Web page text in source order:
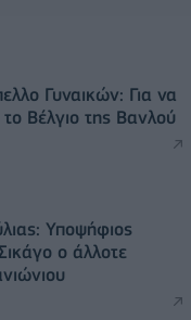
Γυναικών: Για να
το Βέλγιο της Βανλού
Υποψήφιος
ο άλλοτε